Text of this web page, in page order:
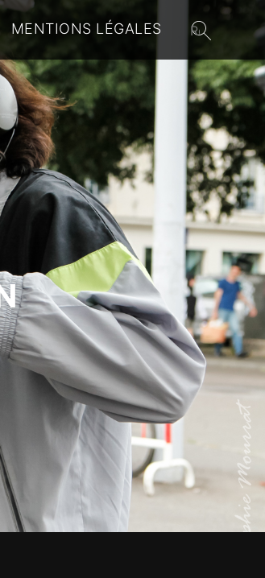
MENTIONS LÉGALES